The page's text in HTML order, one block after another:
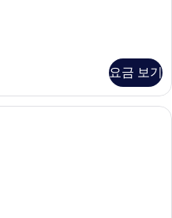
요금 보기
룸 (King Hilton Room, Park) | 객실 내